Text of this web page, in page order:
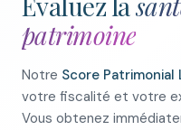
patrimoine
Notre Score Patrimonial
votre fiscalité et votre
Vous obtenez